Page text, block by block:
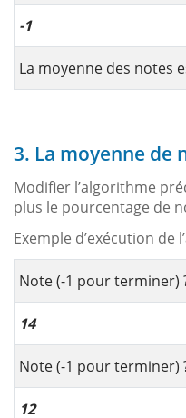
-1
La moyenne des notes
3. La moyenne de
Modifier l’algorithme
plus le pourcentage de
Exemple d’exécution de
Note (-1 pour terminer)
14
Note (-1 pour terminer)
12